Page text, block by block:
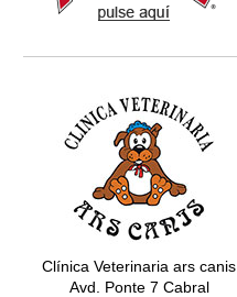
Clínica Veterinaria ars canis
Avd. Ponte 7 Cabral